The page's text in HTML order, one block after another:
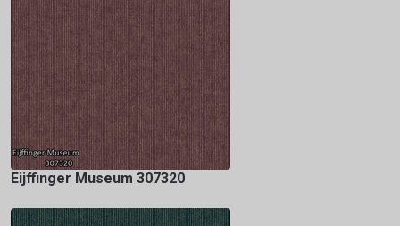
Eijffinger Museum 307320